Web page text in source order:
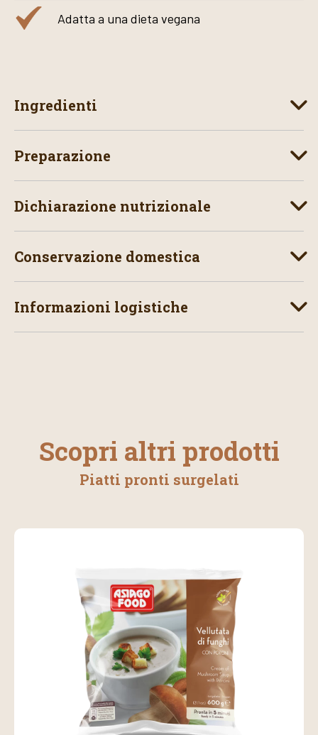
Adatta a una dieta vegana
Ingredienti
Preparazione
Dichiarazione nutrizionale
Conservazione domestica
Informazioni logistiche
Scopri altri prodotti
Piatti pronti surgelati